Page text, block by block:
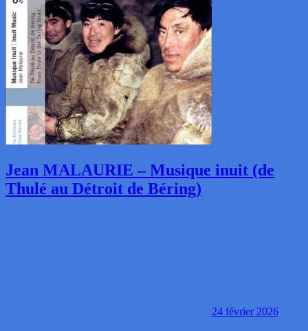
Jean MALAURIE – Musique inuit (de
Thulé au Détroit de Béring)
24 février 2026